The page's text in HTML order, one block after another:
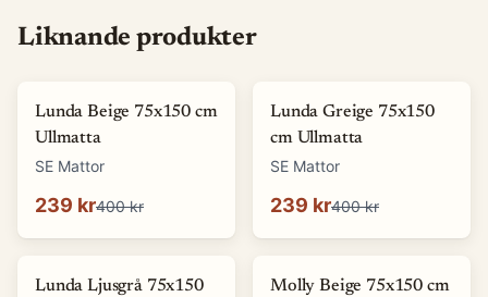
Liknande produkter
-
Lunda Beige 75x150 cm
Ullmatta
SE Mattor
239 kr400 kr
-
Lunda Greige 75x150
cm Ullmatta
SE Mattor
239 kr400 kr
-
Lunda Ljusgrå 75x150
- 40 %
Molly Beige 75x150 cm